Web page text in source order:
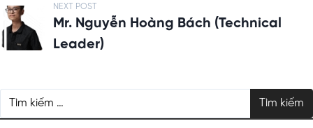
Đ
i
ề
h
ư
NEXT POST
Mr. Nguyễn Hoàng Bách (Technical
Leader)